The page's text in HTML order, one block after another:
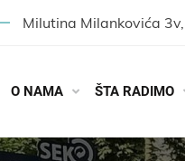
Milutina Milankovića
O NAMA ŠTA RADIMO